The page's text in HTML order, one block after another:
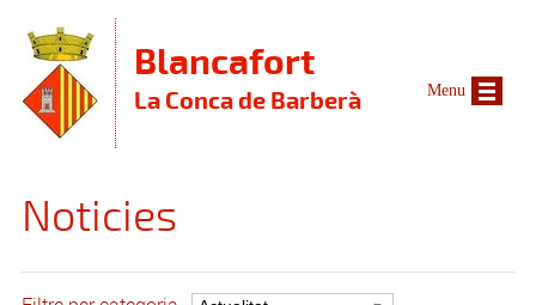
Blancafort
La Conca de Barberà
Noticies
Menu